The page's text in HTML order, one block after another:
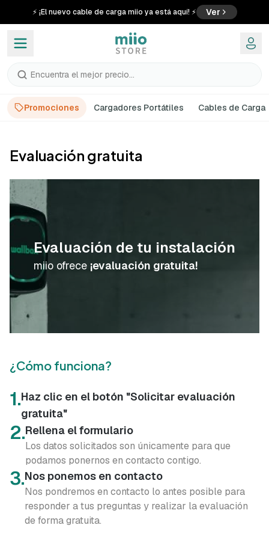
⚡ ¡El nuevo cable de carga miio ya está aquí! ⚡ Ver
Encuentra el mejor precio...
Promociones Cargadores Portátiles Cables de Carga
Evaluación gratuita
Evaluación de tu instalación
miio ofrece ¡evaluación gratuita!
¿Cómo funciona?
1.Haz clic en el botón "Solicitar evaluación
gratuita"
2.Rellena el formulario
Los datos solicitados son únicamente para que
podamos ponernos en contacto contigo.
3.Nos ponemos en contacto
Nos pondremos en contacto lo antes posible para
responder a tus preguntas y realizar la evaluación
de forma gratuita.